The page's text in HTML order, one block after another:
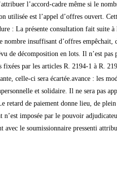
l’accord-cadre même si le
est l’appel d’offres ouvert.
: La présente consultation fait suite à
insuffisant d’offres empêchait,
de décomposition en lots. Il n’est
par les articles R. 2194-1 à R.
celle-ci sera écartée.avance : les
et solidaire. Il ne sera pas
de paiement donne lieu, de
imposée par le pouvoir
avec le soumissionnaire pressenti